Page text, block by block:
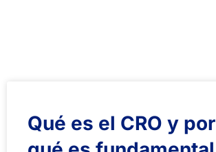
Qué es el CRO y por